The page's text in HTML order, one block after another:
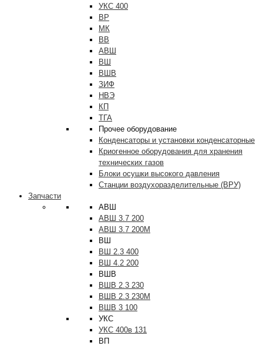
УКС 400
ВР
МК
ВВ
АВШ
ВШ
ВШВ
ЗИФ
НВЭ
КП
ТГА
Прочее оборудование
Конденсаторы и установки конденсаторные
Криогенное оборудования для хранения
технических газов
Блоки осушки высокого давления
Станции воздухоразделительные (ВРУ)
Запчасти
АВШ
АВШ 3.7 200
АВШ 3.7 200М
ВШ
ВШ 2.3 400
ВШ 4.2 200
ВШВ
ВШВ 2.3 230
ВШВ 2.3 230М
ВШВ 3 100
УКС
УКС 400в 131
ВП